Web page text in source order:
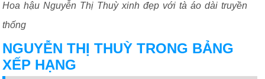
Hoa hậu Nguyễn Thị Thuỳ xinh đẹp với tà áo dài truyền
thống
NGUYỄN THỊ THUỲ TRONG BẢNG
XẾP HẠNG